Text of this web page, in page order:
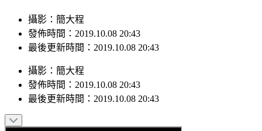
攝影：簡大程
發佈時間：2019.10.08 20:43
最後更新時間：2019.10.08 20:43
攝影 ： 簡大程
發佈時間： 2019.10.08 20:43
最後更新時間： 2019.10.08 20:43